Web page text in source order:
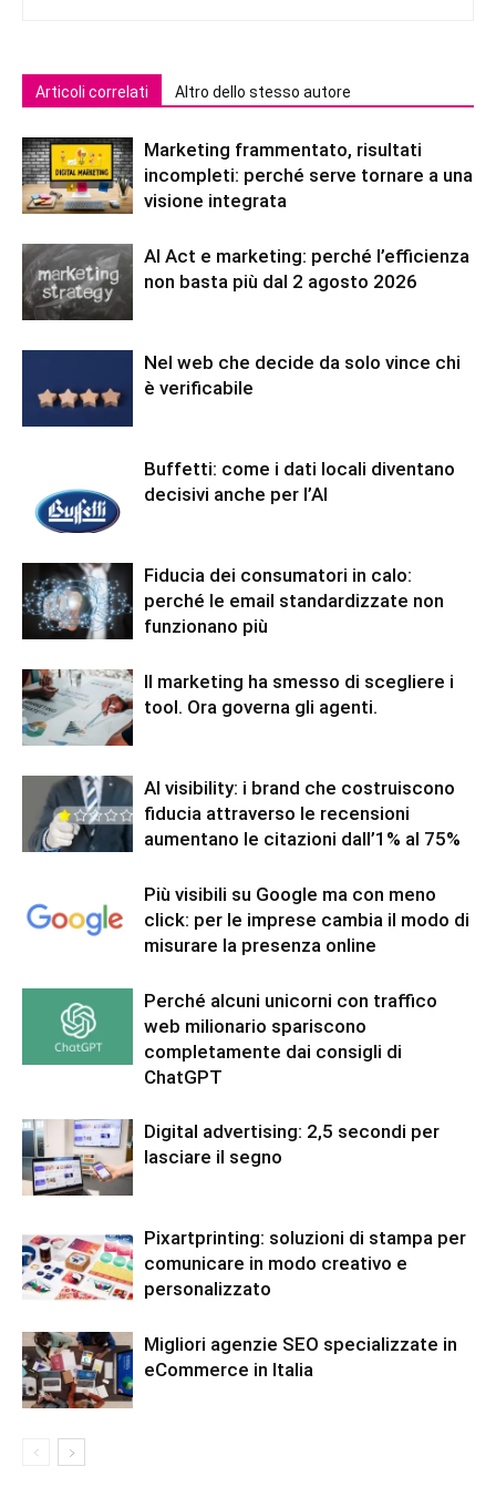
Articoli correlati Altro dello stesso autore
Marketing frammentato, risultati
incompleti: perché serve tornare a una
visione integrata
AI Act e marketing: perché l’efficienza
non basta più dal 2 agosto 2026
Nel web che decide da solo vince chi
è verificabile
Buffetti: come i dati locali diventano
decisivi anche per l’AI
Fiducia dei consumatori in calo:
perché le email standardizzate non
funzionano più
Il marketing ha smesso di scegliere i
tool. Ora governa gli agenti.
AI visibility: i brand che costruiscono
fiducia attraverso le recensioni
aumentano le citazioni dall’1% al 75%
Più visibili su Google ma con meno
click: per le imprese cambia il modo di
misurare la presenza online
Perché alcuni unicorni con traffico
web milionario spariscono
completamente dai consigli di
ChatGPT
Digital advertising: 2,5 secondi per
lasciare il segno
Pixartprinting: soluzioni di stampa per
comunicare in modo creativo e
personalizzato
Migliori agenzie SEO specializzate in
eCommerce in Italia